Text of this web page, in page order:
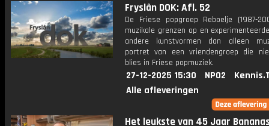
Fryslân DOK: Afl. 52
De Friese popgroep Reboelje (1987-
muzikale grenzen op en
andere kunstvormen dan alleen
portret van een vriendengroep die
blies in Friese popmuziek.
27-12-2025 15:30 NPO2
Alle afleveringen
Het leukste van 45 Jaar